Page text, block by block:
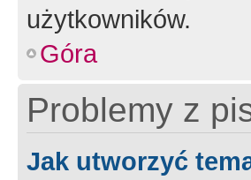
użytkowników.
Góra
Problemy z
Jak utworzyć